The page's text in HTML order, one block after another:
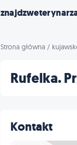
Strona główna /
Rufelka.
Kontakt